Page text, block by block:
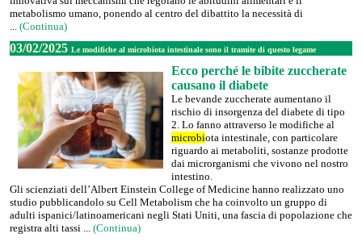
metabolismo umano, ponendo al centro del dibattito la necessità di
... (Continua)
03/02/2025 Le modifiche al microbiota intestinale sono il tramite di questo legame
Ecco perché le bibite zuccherate
causano il diabete
Le bevande zuccherate aumentano il
rischio di insorgenza del diabete di tipo
2. Lo fanno attraverso le modifiche al
microbiota intestinale, con particolare
riguardo ai metaboliti, sostanze prodotte
dai microrganismi che vivono nel nostro
intestino.
Gli scienziati dell’Albert Einstein College of Medicine hanno realizzato uno
studio pubblicandolo su Cell Metabolism che ha coinvolto un gruppo di
adulti ispanici/latinoamericani negli Stati Uniti, una fascia di popolazione che
registra alti tassi ... (Continua)